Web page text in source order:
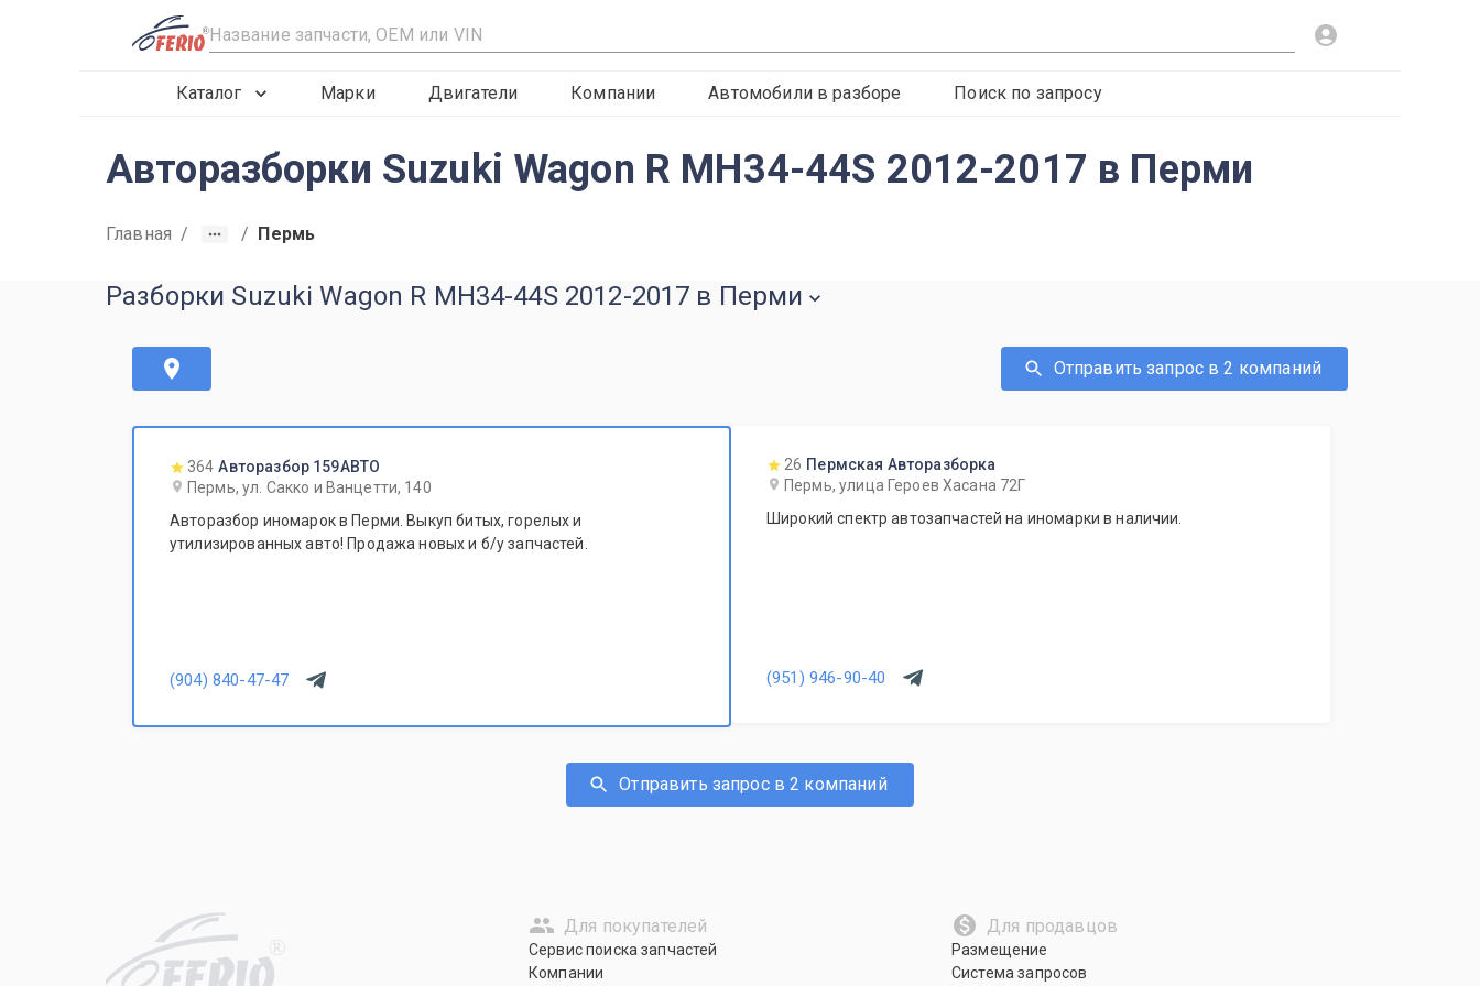
R
Каталог Марки Двигатели Компании Автомобили в разборе Поиск по запросу
Авторазборки Suzuki Wagon R MH34-44S 2012-2017 в Перми
Главная / / Пермь
Разборки Suzuki Wagon R MH34-44S 2012-2017 в Перми
Отправить запрос в 2 компаний
364 Авторазбор 159АВТО
Пермь, ул. Сакко и Ванцетти, 140
Авторазбор иномарок в Перми. Выкуп битых, горелых и
утилизированных авто! Продажа новых и б/у запчастей.
(904) 840-47-47
26 Пермская Авторазборка
Пермь, улица Героев Хасана 72Г
Широкий спектр автозапчастей на иномарки в наличии.
(951) 946-90-40
Отправить запрос в 2 компаний
R
Для покупателей
Сервис поиска запчастей
Компании
Для продавцов
Размещение
Система запросов